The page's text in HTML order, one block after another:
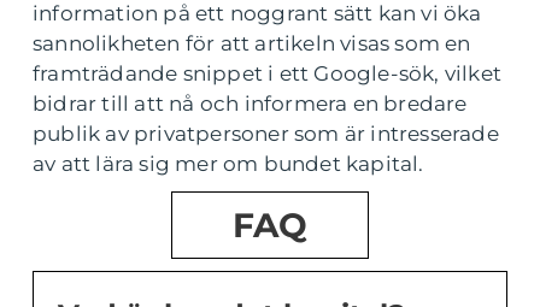
information på ett noggrant sätt kan vi öka
sannolikheten för att artikeln visas som en
framträdande snippet i ett Google-sök, vilket
bidrar till att nå och informera en bredare
publik av privatpersoner som är intresserade
av att lära sig mer om bundet kapital.
FAQ